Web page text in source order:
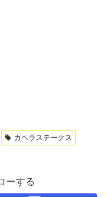
カペラステークス
ーする